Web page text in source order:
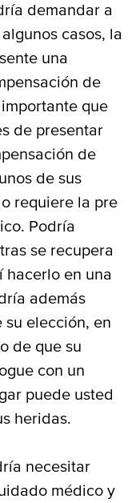
demandar a
casos, la
una
de
que
de presentar
de
de sus
requiere la pre
Podría
se recupera
hacerlo en una
además
elección, en
de que su
con un
puede usted
heridas.
necesitar
médico y